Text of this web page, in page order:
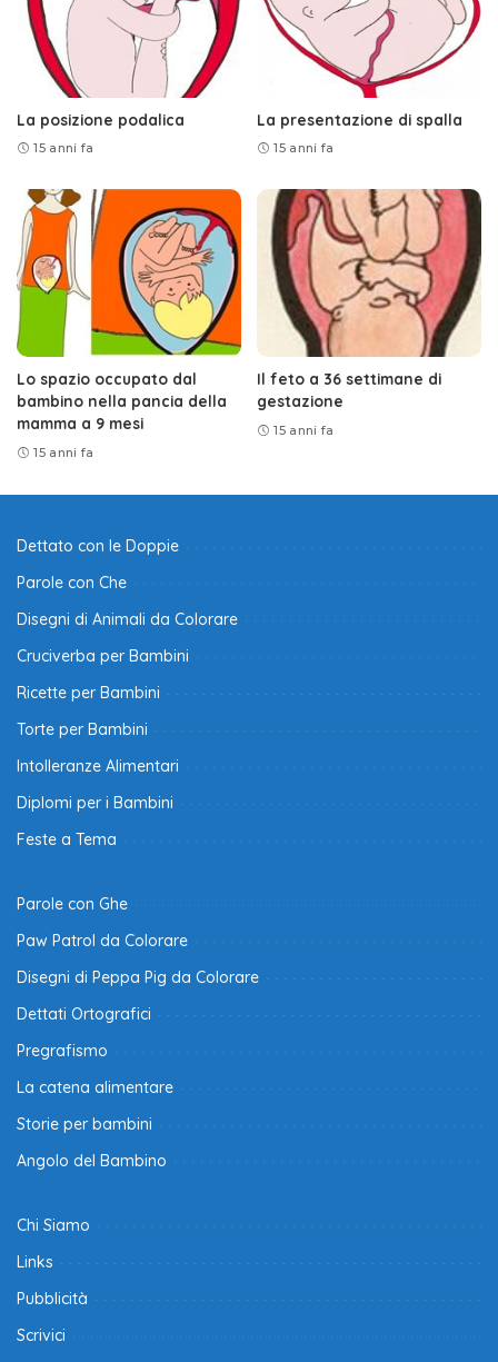
La posizione podalica
15 anni fa
La presentazione di spalla
15 anni fa
Lo spazio occupato dal
bambino nella pancia della
mamma a 9 mesi
15 anni fa
Il feto a 36 settimane di
gestazione
15 anni fa
Dettato con le Doppie
Parole con Che
Disegni di Animali da Colorare
Cruciverba per Bambini
Ricette per Bambini
Torte per Bambini
Intolleranze Alimentari
Diplomi per i Bambini
Feste a Tema
Parole con Ghe
Paw Patrol da Colorare
Disegni di Peppa Pig da Colorare
Dettati Ortografici
Pregrafismo
La catena alimentare
Storie per bambini
Angolo del Bambino
Chi Siamo
Links
Pubblicità
Scrivici